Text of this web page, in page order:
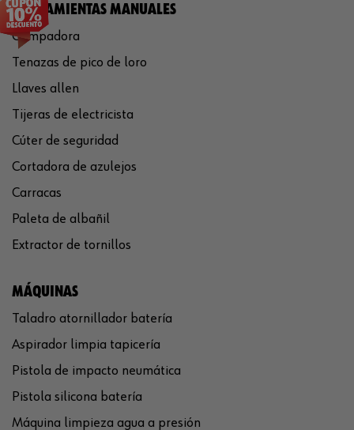
HERRAMIENTAS MANUALES
Crimpadora
Tenazas de pico de loro
Llaves allen
Tijeras de electricista
Cúter de seguridad
Cortadora de azulejos
Carracas
Paleta de albañil
Extractor de tornillos
MÁQUINAS
Taladro atornillador batería
Aspirador limpia tapicería
Pistola de impacto neumática
Pistola silicona batería
Máquina limpieza agua a presión